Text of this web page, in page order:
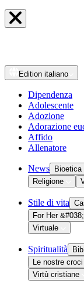
Edition italiano
Dipendenza
Adolescente
Adozione
Adorazione
Affido
Allenatore
News Bioetica
Religione
Stile di vita
For Her
Virtuale
Spiritualità
Le nostre croci
Virtù cristiane